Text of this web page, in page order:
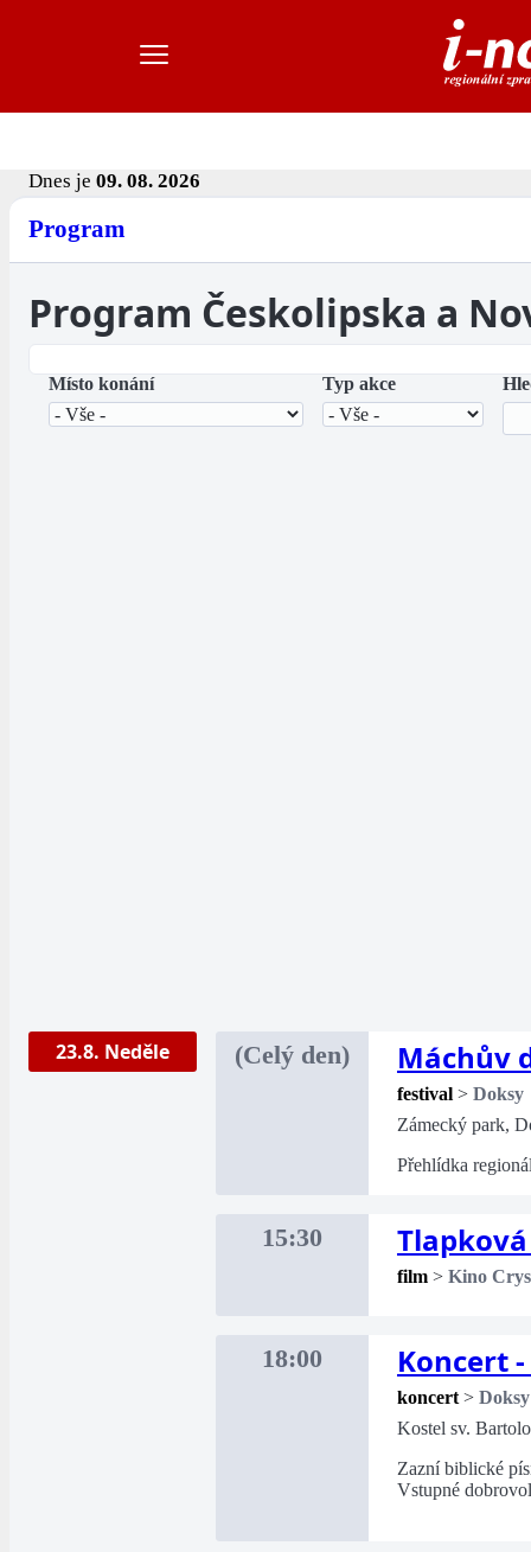
Dnes je 09. 08. 2026
Program
Program Českolipska a
Místo konání Typ akce
23.8. Neděle (Celý den) Máchův
festival > Doksy
Zámecký park,
Přehlídka
15:30
film > Kino
18:00 Koncert
koncert > Doksy
Kostel sv.
Zazní biblické
Vstupné